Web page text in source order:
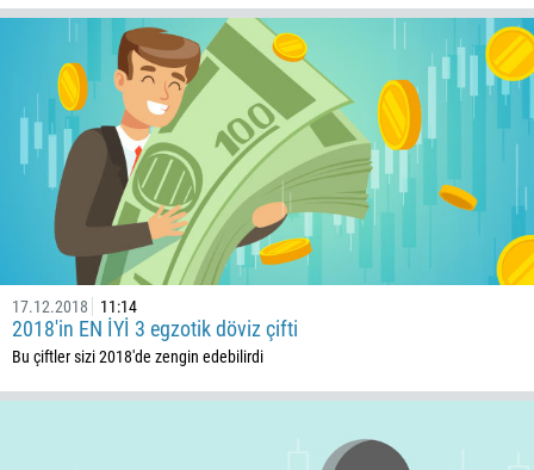
17.12.2018 11:14
2018'in EN İYİ 3 egzotik döviz çifti
Bu çiftler sizi 2018'de zengin edebilirdi
226
257
855
237
1
238
1345
236
235
56
86